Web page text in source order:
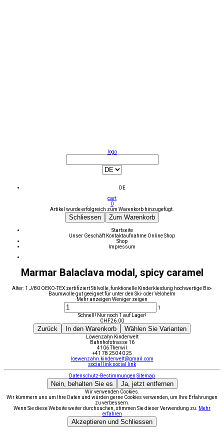
logo
DE
cart
0
Artikel wurde erfolgreich zum Warenkorb hinzugefügt.
Schliessen Zum Warenkorb
Startseite
Unser Geschäft Kontaktaufnahme Online Shop
Shop
Impressum
Marmar Balaclava modal, spicy caramel
Alter: 1 J/80 OEKO-TEX zertifiziert Stilvolle, funktionelle Kinderkleidung hochwertige Bio-
Baumwolle gut geeignet für unter den Ski- oder Velohelm
Mehr anzeigen Weniger zeigen
1
Schnell! Nur noch 1 auf Lager!
CHF26.00
Zurück In den Warenkorb Wählen Sie Varianten
Löwenzahn Kinderwelt
Bahnhofstrasse 16
4106 Therwil
+41 78 250 40 25
loewenzahn.kinderwelt@gmail.com
social link social link
Datenschutz-Bestimmungen Sitemap
Nein, behalten Sie es Ja, jetzt entfernen
Wir verwenden Cookies.
Wir kümmern uns um Ihre Daten und würden gerne Cookies verwenden, um Ihre Erfahrungen
zu verbessern.
Wenn Sie diese Website weiter durchsuchen, stimmen Sie dieser Verwendung zu.
Mehr
erfahren
Akzeptieren und Schliessen